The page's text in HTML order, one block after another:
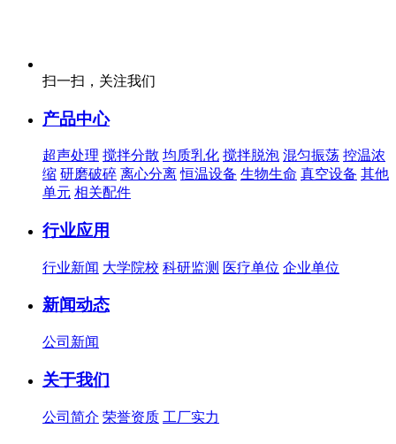
扫一扫，关注我们
产品中心
超声处理 搅拌分散 均质乳化 搅拌脱泡 混匀振荡 控温浓
缩 研磨破碎 离心分离 恒温设备 生物生命 真空设备 其他
单元 相关配件
行业应用
行业新闻 大学院校 科研监测 医疗单位 企业单位
新闻动态
公司新闻
关于我们
公司简介 荣誉资质 工厂实力